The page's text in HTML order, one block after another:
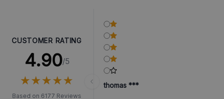
CUSTOMER RATING
4.90/5
★★★★★
★★★★★
Based on 6177 Reviews
thomas ***